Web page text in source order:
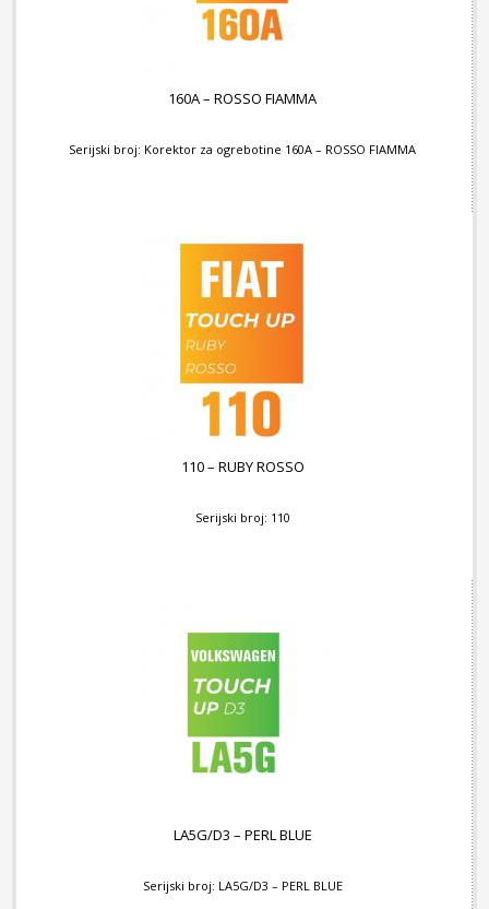
160A – ROSSO FIAMMA
Serijski broj: Korektor za ogrebotine 160A – ROSSO FIAMMA
110 – RUBY ROSSO
Serijski broj: 110
LA5G/D3 – PERL BLUE
Serijski broj: LA5G/D3 – PERL BLUE